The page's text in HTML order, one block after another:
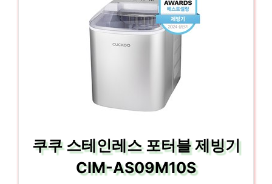
쿠쿠 스테인레스 포터블 제빙기
CIM-AS09M10S